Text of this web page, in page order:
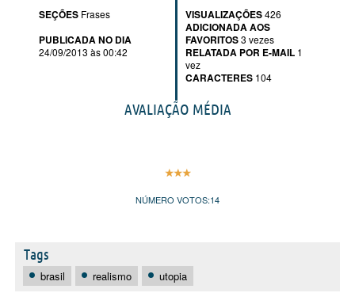
SEÇÕES Frases
PUBLICADA NO DIA
24/09/2013 às 00:42
VISUALIZAÇÕES426
ADICIONADA AOS
FAVORITOS3 vezes
RELATADA POR E-MAIL 1
vez
CARACTERES 104
AVALIAÇÃO MÉDIA
NÚMERO VOTOS:14
Tags
brasil realismo utopia